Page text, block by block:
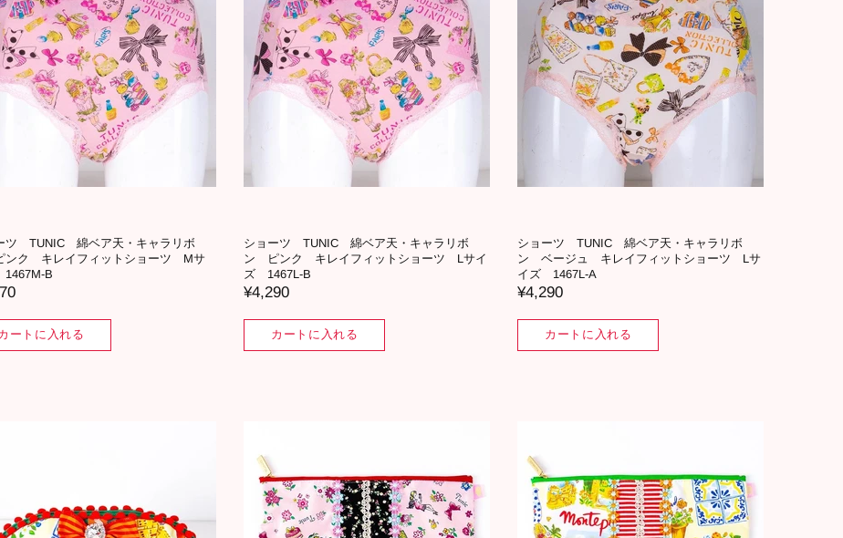
ツ TUNIC 綿ベア天・キャラリボ
ク キレイフィットショーツ Mサ
B
ートに入れる
ショーツ TUNIC 綿ベア天・キャラリボ
ン ピンク キレイフィットショーツ Lサイ
ズ 1467L-B
¥4,290
カートに入れる
ショーツ TUNIC 綿ベア天・キャラリボ
ン ベージュ キレイフィットショーツ Lサ
イズ 1467L-A
¥4,290
カートに入れる